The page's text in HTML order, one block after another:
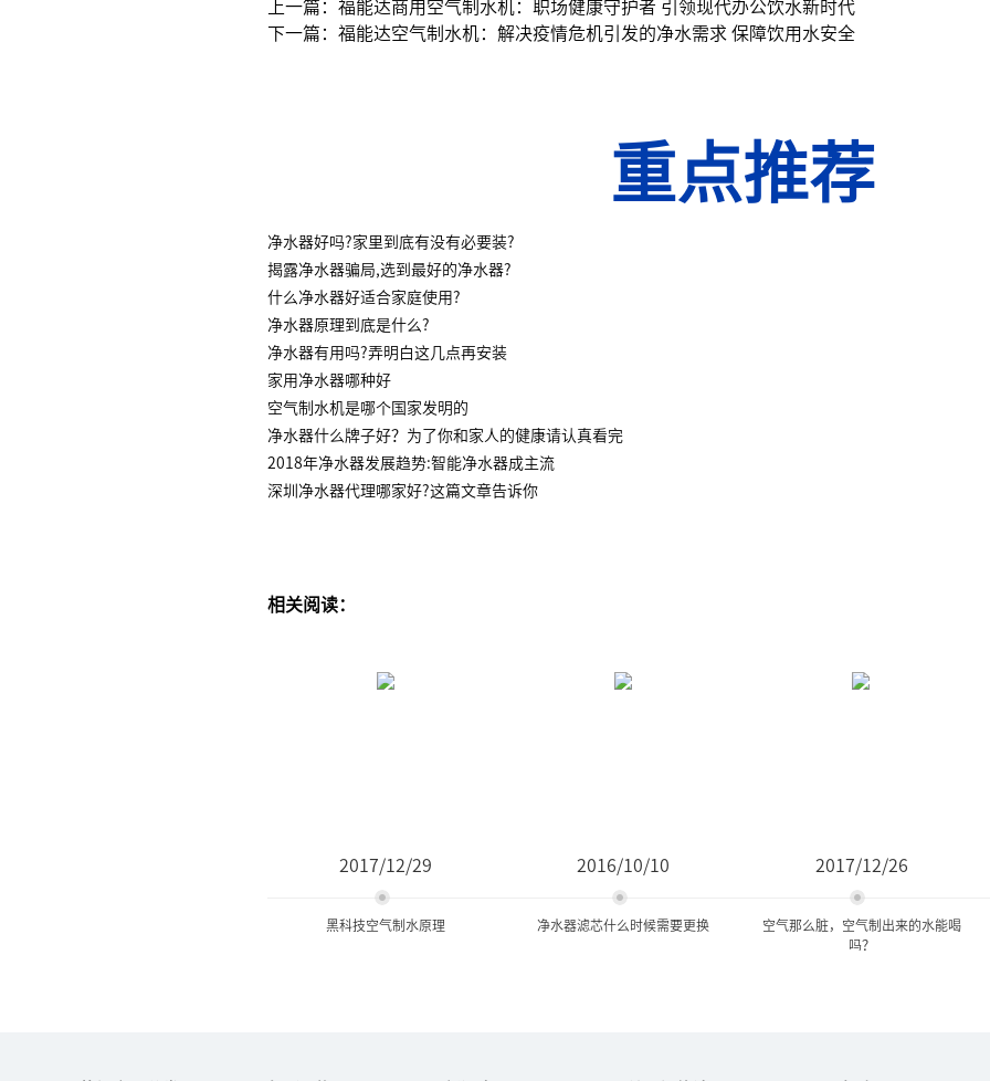
上一篇：福能达商用空气制水机：职场健康守护者 引领现代办公饮水新时代
下一篇：福能达空气制水机：解决疫情危机引发的净水需求 保障饮用水安全
重点推荐
净水器好吗?家里到底有没有必要装?
揭露净水器骗局,选到最好的净水器?
什么净水器好适合家庭使用?
净水器原理到底是什么?
净水器有用吗?弄明白这几点再安装
家用净水器哪种好
空气制水机是哪个国家发明的
净水器什么牌子好？为了你和家人的健康请认真看完
2018年净水器发展趋势:智能净水器成主流
深圳净水器代理哪家好?这篇文章告诉你
相关阅读：
2017/12/29
黑科技空气制水原理
2016/10/10
净水器滤芯什么时候需要更换
2017/12/26
空气那么脏，空气制出来的水能喝
吗？